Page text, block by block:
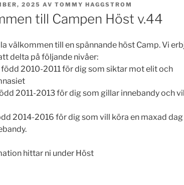
2025 AV TOMMY HAGGSTROM
till Campen Höst v.44
välkommen till en spännande höst Camp. Vi
delta på följande nivåer:
född 2010-2011 för dig som siktar mot elit och
2011-2013 för dig som gillar innebandy och
2014-2016 för dig som vill köra en maxad dag
hittar ni under Höst